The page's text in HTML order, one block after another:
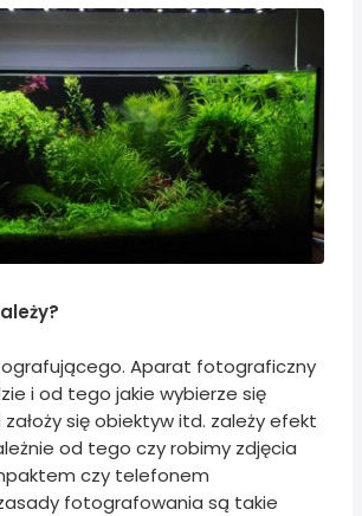
Aparat fotograficzny
i od tego jakie wybierze się
się obiektyw itd. zależy efekt
od tego czy robimy zdjęcia
czy telefonem
fotografowania są takie